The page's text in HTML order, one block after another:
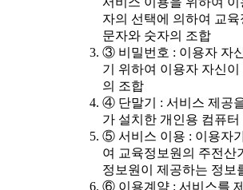
자의 선택에 의하여 교
문자와 숫자의 조합
③ 비밀번호 : 이용자 자
기 위하여 이용자 자신
의 조합
④ 단말기 : 서비스 제공
가 설치한 개인용 컴퓨터
⑤ 서비스 이용 : 이용자
여 교육정보원의 주전산
정보원이 제공하는 정보
⑥ 이용계약 : 서비스를